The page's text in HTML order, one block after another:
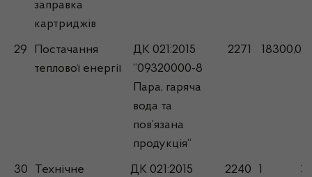
заправка
картриджів
29
Постачання
теплової енергії
ДК 021:2015
“09320000-8
Пара, гаряча
вода та
пов’язана
продукція“
2271 18300,00
30
Технічне
ДК 021:2015
2240
1